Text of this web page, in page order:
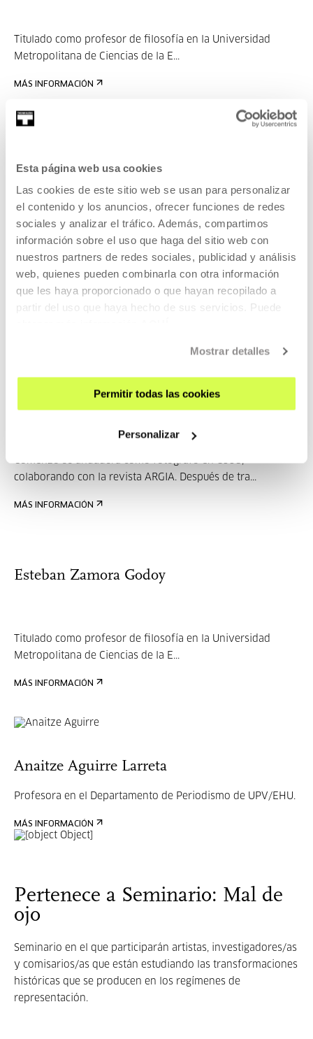
Esta página web usa cookies
Las cookies de este sitio web se usan para personalizar
el contenido y los anuncios, ofrecer funciones de redes
sociales y analizar el tráfico. Además, compartimos
información sobre el uso que haga del sitio web con
nuestros partners de redes sociales, publicidad y análisis
web, quienes pueden combinarla con otra información
que les haya proporcionado o que hayan recopilado a
partir del uso que haya hecho de sus servicios. Puede
Mostrar detalles
Permitir todas las cookies
Personalizar
Titulado como profesor de filosofía en la Universidad
Metropolitana de Ciencias de la E...
MÁS INFORMACIÓN
Anaitze Aguirre Larreta
Profesora en el Departamento de Periodismo de UPV/EHU.
MÁS INFORMACIÓN
Invitados/as
Ignacio Mendiola
Comenzó su andadura como fotógrafo en 1995,
colaborando con la revista ARGIA. Después de tra...
MÁS INFORMACIÓN
Esteban Zamora Godoy
Titulado como profesor de filosofía en la Universidad
Metropolitana de Ciencias de la E...
MÁS INFORMACIÓN
Anaitze Aguirre Larreta
Profesora en el Departamento de Periodismo de UPV/EHU.
MÁS INFORMACIÓN
Pertenece a Seminario: Mal de
ojo
Seminario en el que participarán artistas, investigadores/as
y comisarios/as que están estudiando las transformaciones
históricas que se producen en los regímenes de
representación.